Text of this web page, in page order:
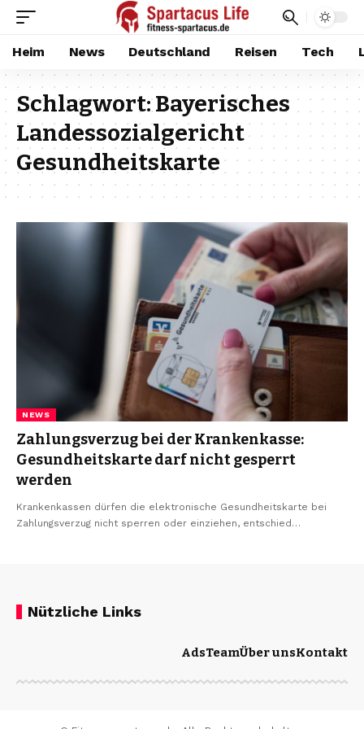
Heim News Deutschland Reisen Tech
Schlagwort:Bayerisches
Landessozialgericht
Gesundheitskarte
NEWS
Zahlungsverzug bei der Krankenkasse:
Gesundheitskarte darf nicht gesperrt
werden
Krankenkassen dürfen die elektronische Gesundheitskarte bei
Zahlungsverzug nicht sperren oder einziehen, entschied…
Nützliche Links
AdsTeamÜber unsKontakt